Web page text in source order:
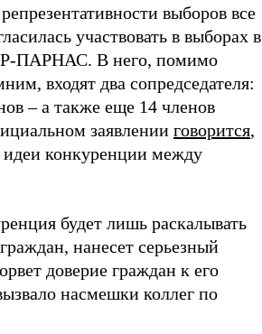
выборов все
участвовать в выборах в
ПАРНАС. В него, помимо
входят два сопредседателя:
– а также еще 14 членов
заявлении говорится,
конкуренции между
будет лишь раскалывать
нанесет серьезный
доверие граждан к его
насмешки коллег по